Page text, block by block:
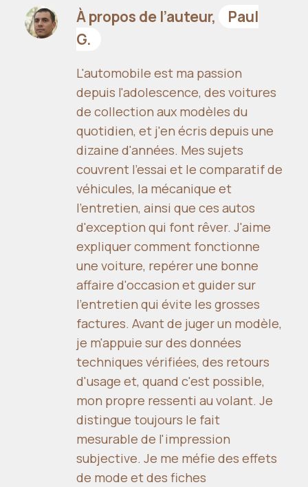
À propos de l’auteur,
Paul
G.
L'automobile est ma passion
depuis l'adolescence, des voitures
de collection aux modèles du
quotidien, et j'en écris depuis une
dizaine d'années. Mes sujets
couvrent l'essai et le comparatif de
véhicules, la mécanique et
l'entretien, ainsi que ces autos
d'exception qui font rêver. J'aime
expliquer comment fonctionne
une voiture, repérer une bonne
affaire d'occasion et guider sur
l'entretien qui évite les grosses
factures. Avant de juger un modèle,
je m'appuie sur des données
techniques vérifiées, des retours
d'usage et, quand c'est possible,
mon propre ressenti au volant. Je
distingue toujours le fait
mesurable de l'impression
subjective. Je me méfie des effets
de mode et des fiches